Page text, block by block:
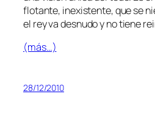
flo­tan­te, in­exis­ten­te, que se
el rey va des­nu­do y no tie­ne
(más…)
28/12/2010